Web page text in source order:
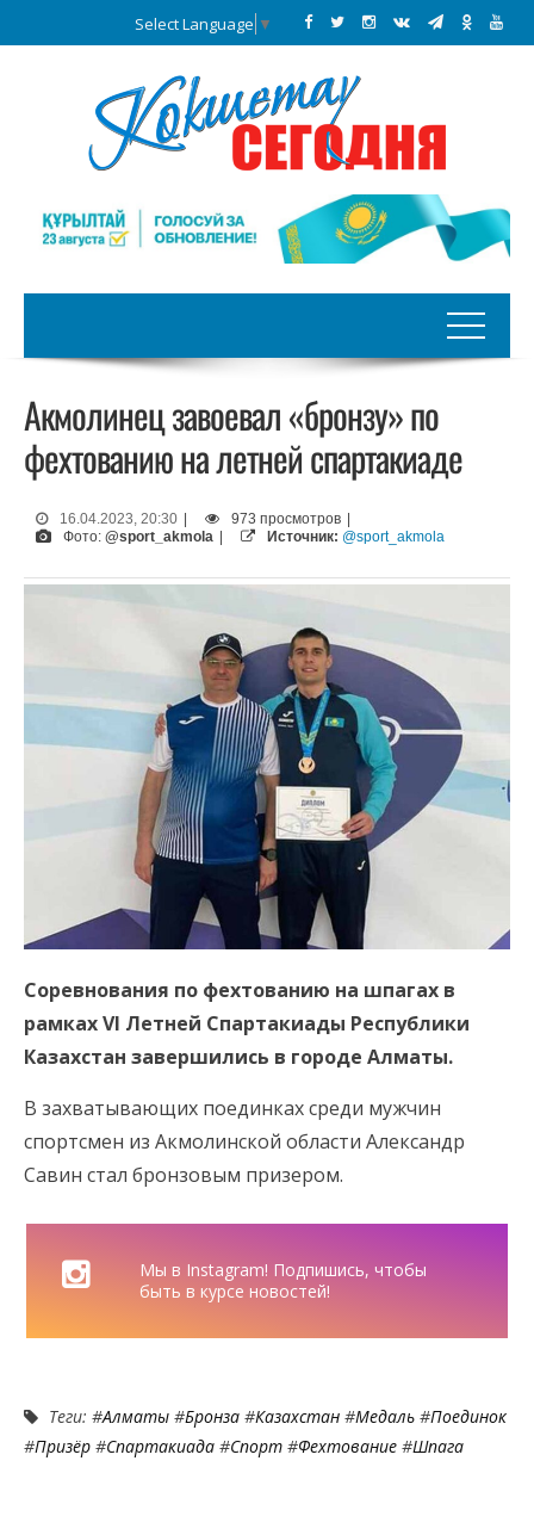
Select Language ▼
Акмолинец завоевал «бронзу» по
фехтованию на летней спартакиаде
16.04.2023, 20:30 973 просмотров
Фото: @sport_akmola Источник: @sport_akmola
Соревнования по фехтованию на шпагах в
рамках VI Летней Спартакиады Республики
Казахстан завершились в городе Алматы.
В захватывающих поединках среди мужчин
спортсмен из Акмолинской области Александр
Савин стал бронзовым призером.
Мы в Instagram! Подпишись, чтобы
быть в курсе новостей!
Теги: #Алматы #Бронза #Казахстан #Медаль #Поединок
#Призёр #Спартакиада #Спорт #Фехтование #Шпага